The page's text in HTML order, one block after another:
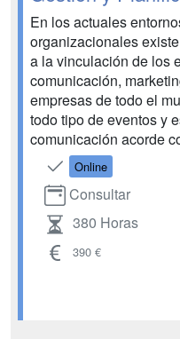
En los actuales
organizacionales
a la vinculación de los
comunicación,
empresas de todo el
todo tipo de eventos y
comunicación acorde
Online
Consultar
380 Horas
390 €